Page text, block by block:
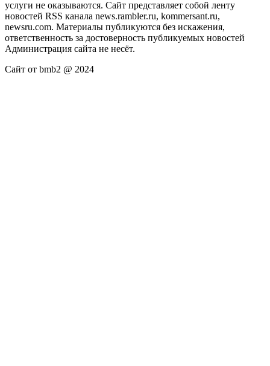
услуги не оказываются. Сайт представляет собой ленту
новостей RSS канала news.rambler.ru, kommersant.ru,
newsru.com. Материалы публикуются без искажения,
ответственность за достоверность публикуемых новостей
Администрация сайта не несёт.
Сайт от bmb2 @ 2024